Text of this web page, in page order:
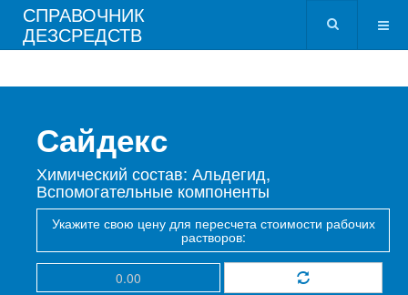
СПРАВОЧНИК
ДЕЗСРЕДСТВ
Сайдекс
Химический состав: Альдегид,
Вспомогательные компоненты
Укажите свою цену для пересчета стоимости рабочих
растворов: